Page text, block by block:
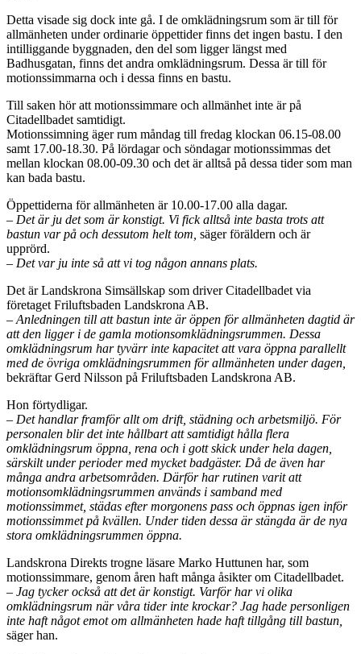
Detta visade sig dock inte gå. I de omklädningsrum som är till för
allmänheten under ordinarie öppettider finns det ingen bastu. I den
intilliggande byggnaden, den del som ligger längst med
Badhusgatan, finns det andra omklädningsrum. Dessa är till för
motionssimmarna och i dessa finns en bastu.
Till saken hör att motionssimmare och allmänhet inte är på
Citadellbadet samtidigt.
Motionssimning äger rum måndag till fredag klockan 06.15-08.00
samt 17.00-18.30. På lördagar och söndagar motionssimmas det
mellan klockan 08.00-09.30 och det är alltså på dessa tider som man
kan bada bastu.
Öppettiderna för allmänheten är 10.00-17.00 alla dagar.
– Det är ju det som är konstigt. Vi fick alltså inte basta trots att
bastun var på och dessutom helt tom, säger föräldern och är
upprörd.
– Det var ju inte så att vi tog någon annans plats.
Det är Landskrona Simsällskap som driver Citadellbadet via
företaget Friluftsbaden Landskrona AB.
– Anledningen till att bastun inte är öppen för allmänheten dagtid är
att den ligger i de gamla motionsomklädningsrummen. Dessa
omklädningsrum har tyvärr inte kapacitet att vara öppna parallellt
med de övriga omklädningsrummen för allmänheten under dagen,
bekräftar Gerd Nilsson på Friluftsbaden Landskrona AB.
Hon förtydligar.
– Det handlar framför allt om drift, städning och arbetsmiljö. För
personalen blir det inte hållbart att samtidigt hålla flera
omklädningsrum öppna, rena och i gott skick under hela dagen,
särskilt under perioder med mycket badgäster. Då de även har
många andra arbetsområden. Därför har rutinen varit att
motionsomklädningsrummen används i samband med
motionssimmet, städas efter morgonens pass och öppnas igen inför
motionssimmet på kvällen. Under tiden dessa är stängda är de nya
stora omklädningsrummen öppna.
Landskrona Direkts trogne läsare Marko Huttunen har, som
motionssimmare, genom åren haft många åsikter om Citadellbadet.
– Jag tycker också att det är konstigt. Varför har vi olika
omklädningsrum när våra tider inte krockar? Jag hade personligen
inte haft något emot om allmänheten hade haft tillgång till bastun,
säger han.